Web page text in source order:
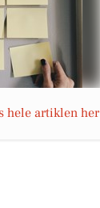
hele artiklen her